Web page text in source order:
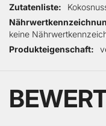
Zutatenliste
keine
Produkteigenschaft